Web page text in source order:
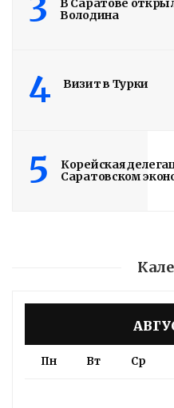
3
В Саратове
Володина
4 Визит в Турки
5
Корейская
Саратовском
Пн Вт Ср